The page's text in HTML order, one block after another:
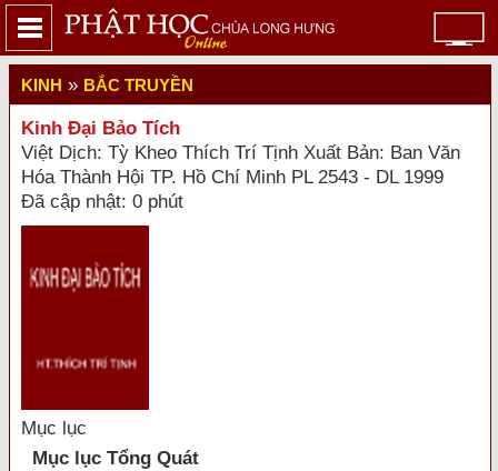
KINH » BẮC TRUYỀN
Kinh Đại Bảo Tích
Việt Dịch: Tỳ Kheo Thích Trí Tịnh Xuất Bản: Ban Văn
Hóa Thành Hội TP. Hồ Chí Minh PL 2543 - DL 1999
Đã cập nhật: 0 phút
Mục lục
Mục lục Tổng Quát